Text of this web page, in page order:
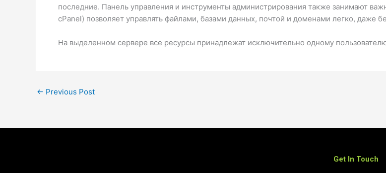
последние. Панель управления и инструменты администрирования также занимают
cPanel) позволяет управлять файлами, базами данных, почтой и доменами легко, даже
На выделенном сервере все ресурсы принадлежат исключительно одному
← Previous Post
Get In Touch